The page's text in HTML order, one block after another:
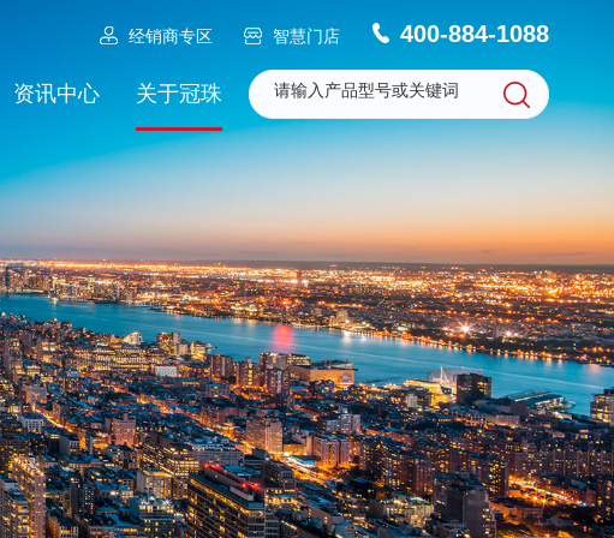
经销商专区 智慧门店 400-884-1088
资讯中心 关于冠珠